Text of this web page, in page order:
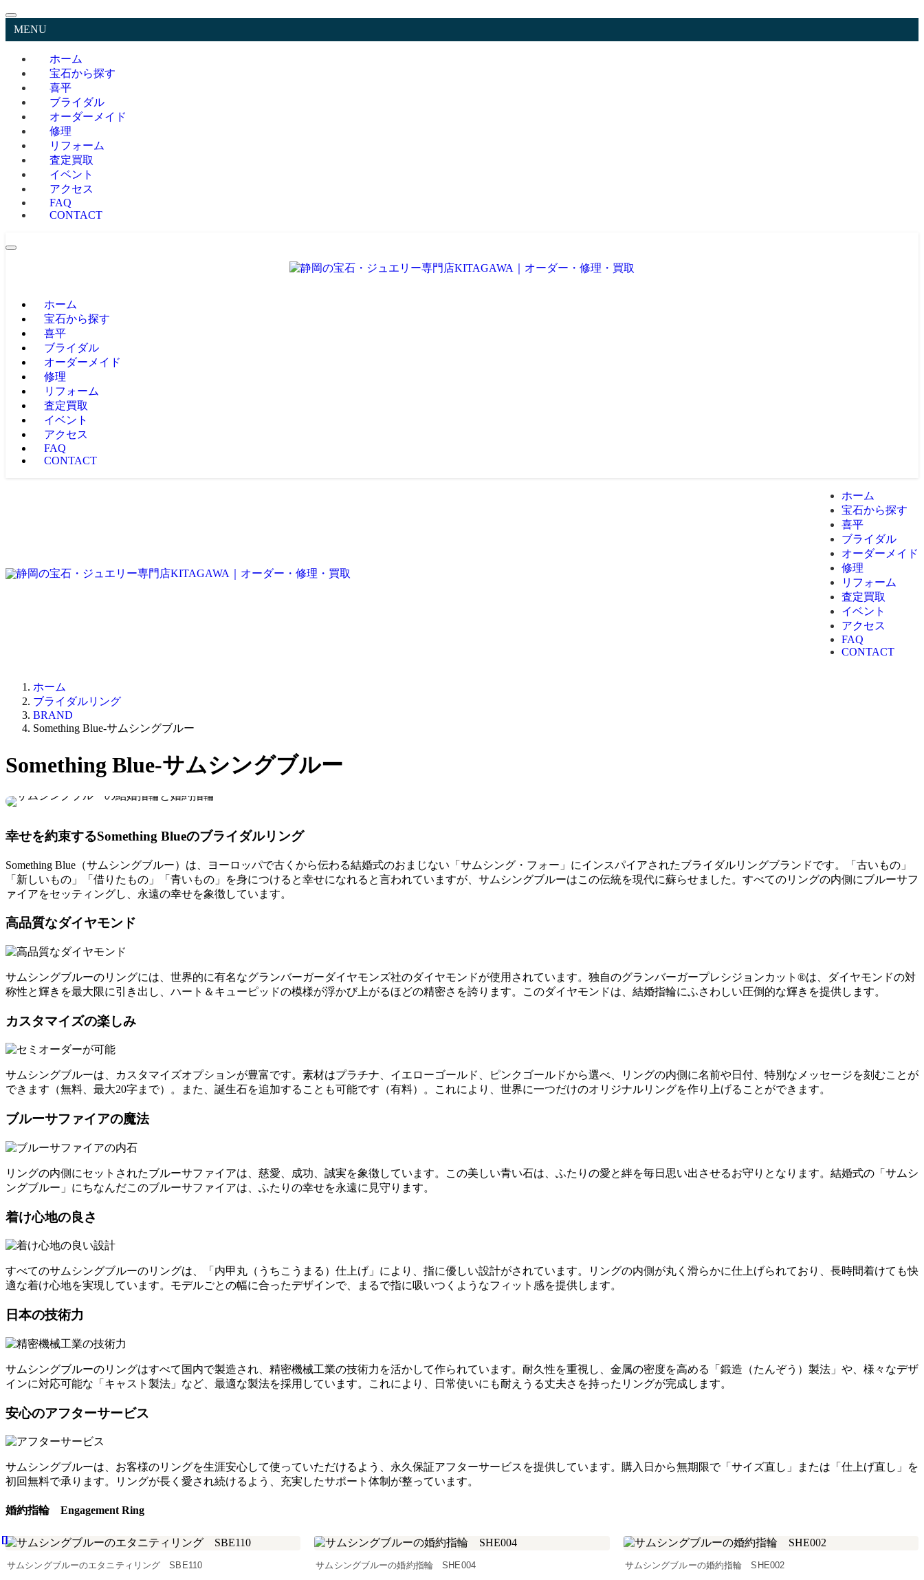
MENU
ホーム
宝石から探す
喜平
ブライダル
オーダーメイド
修理
リフォーム
査定買取
イベント
アクセス
FAQ
CONTACT
ホーム
宝石から探す
喜平
ブライダル
オーダーメイド
修理
リフォーム
査定買取
イベント
アクセス
FAQ
CONTACT
ホーム
宝石から探す
喜平
ブライダル
オーダーメイド
修理
リフォーム
査定買取
イベント
アクセス
FAQ
CONTACT
ホーム
ブライダルリング
BRAND
Something Blue-サムシングブルー
Something Blue-サムシングブルー
幸せを約束するSomething Blueのブライダルリング
Something Blue（サムシングブルー）は、ヨーロッパで古くから伝わる結婚式のおまじない「サムシング・フォー」にインスパイアされたブライダルリングブランドです。「古いもの」
「新しいもの」「借りたもの」「青いもの」を身につけると幸せになれると言われていますが、サムシングブルーはこの伝統を現代に蘇らせました。すべてのリングの内側にブルーサフ
ァイアをセッティングし、永遠の幸せを象徴しています。
高品質なダイヤモンド
サムシングブルーのリングには、世界的に有名なグランバーガーダイヤモンズ社のダイヤモンドが使用されています。独自のグランバーガープレシジョンカット®は、ダイヤモンドの対
称性と輝きを最大限に引き出し、ハート＆キューピッドの模様が浮かび上がるほどの精密さを誇ります。このダイヤモンドは、結婚指輪にふさわしい圧倒的な輝きを提供します。
カスタマイズの楽しみ
サムシングブルーは、カスタマイズオプションが豊富です。素材はプラチナ、イエローゴールド、ピンクゴールドから選べ、リングの内側に名前や日付、特別なメッセージを刻むことが
できます（無料、最大20字まで）。また、誕生石を追加することも可能です（有料）。これにより、世界に一つだけのオリジナルリングを作り上げることができます。
ブルーサファイアの魔法
リングの内側にセットされたブルーサファイアは、慈愛、成功、誠実を象徴しています。この美しい青い石は、ふたりの愛と絆を毎日思い出させるお守りとなります。結婚式の「サムシ
ングブルー」にちなんだこのブルーサファイアは、ふたりの幸せを永遠に見守ります。
着け心地の良さ
すべてのサムシングブルーのリングは、「内甲丸（うちこうまる）仕上げ」により、指に優しい設計がされています。リングの内側が丸く滑らかに仕上げられており、長時間着けても快
適な着け心地を実現しています。モデルごとの幅に合ったデザインで、まるで指に吸いつくようなフィット感を提供します。
日本の技術力
サムシングブルーのリングはすべて国内で製造され、精密機械工業の技術力を活かして作られています。耐久性を重視し、金属の密度を高める「鍛造（たんぞう）製法」や、様々なデザ
インに対応可能な「キャスト製法」など、最適な製法を採用しています。これにより、日常使いにも耐えうる丈夫さを持ったリングが完成します。
安心のアフターサービス
サムシングブルーは、お客様のリングを生涯安心して使っていただけるよう、永久保証アフターサービスを提供しています。購入日から無期限で「サイズ直し」または「仕上げ直し」を
初回無料で承ります。リングが長く愛され続けるよう、充実したサポート体制が整っています。
婚約指輪 Engagement Ring
サムシングブルーのエタニティリング SBE110 サムシングブルーの婚約指輪 SHE004 サムシングブルーの婚約指輪 SHE002